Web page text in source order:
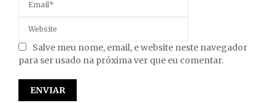
Salve meu nome, email, e website neste navegador
para ser usado na próxima ver que eu comentar.